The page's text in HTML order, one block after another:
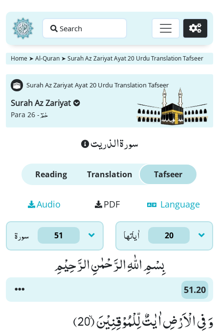
Search Go
Home ➤ Al-Quran ➤ Surah Az Zariyat Ayat 20 Urdu Translation Tafseer
Surah Az Zariyat Ayat 20 Urdu Translation Tafseer
Surah Az Zariyat
Para 26 -حٰمٓ
سورة الذريت
Reading Translation Tafseer
Audio PDF Language
سورۃ 51 اٰياتها 20
بِسْمِ اللّٰهِ الرَّحْمٰنِ الرَّحِیْمِ
51.20
وَ فِی الْاَرْضِ اٰیٰتٌ لِّلْمُوْقِنِیْنَۙ (20)